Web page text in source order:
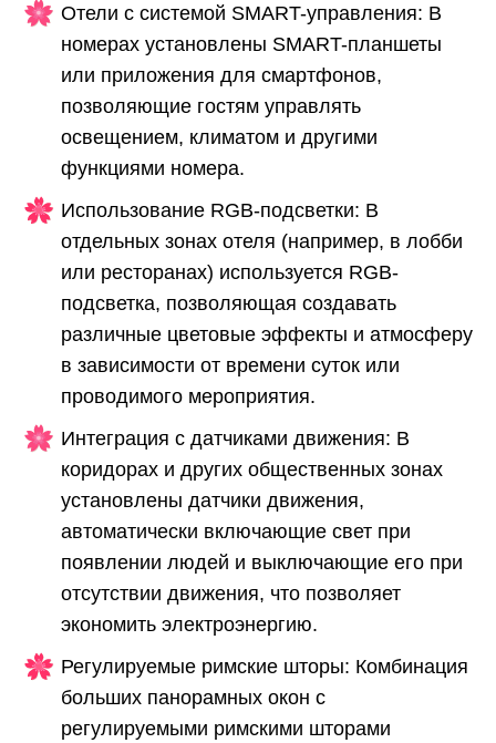
Отели с системой SMART-управления: В
номерах установлены SMART-планшеты
или приложения для смартфонов,
позволяющие гостям управлять
освещением, климатом и другими
функциями номера.
Использование RGB-подсветки: В
отдельных зонах отеля (например, в лобби
или ресторанах) используется RGB-
подсветка, позволяющая создавать
различные цветовые эффекты и атмосферу
в зависимости от времени суток или
проводимого мероприятия.
Интеграция с датчиками движения: В
коридорах и других общественных зонах
установлены датчики движения,
автоматически включающие свет при
появлении людей и выключающие его при
отсутствии движения, что позволяет
экономить электроэнергию.
Регулируемые римские шторы: Комбинация
больших панорамных окон с
регулируемыми римскими шторами